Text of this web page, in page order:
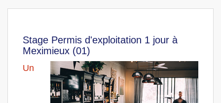
Stage Permis d'exploitation 1 jour à
Meximieux (01)
Un